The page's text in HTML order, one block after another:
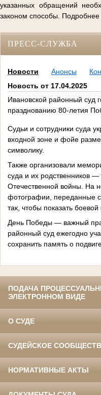
указанных обращений
законом способы. Подробнее
ПРЕСС-СЛУЖБА
Новости Анонсы
Новость от 17.04.2025
Ивановской районный суд
празднованию 80-летия
Судьи и сотрудники суда
входной зоне и фойе
символику.
Также организовали
суда и их родственников —
Отечественной войны. На
фотографии, переданные
так, чтобы показать боевой
День Победы — важный
районный суд ежегодно
сохранить память о
ПОДАЧА
ЭЛЕКТРОННОМ ВИДЕ
О СУДЕ
СУДЕЙСКОЕ
НОРМАТИВНЫЕ АКТЫ